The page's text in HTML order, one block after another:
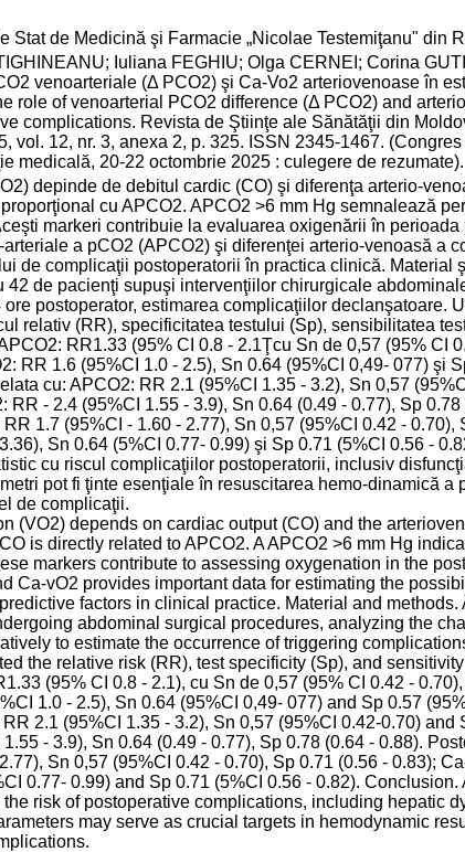
Stat de Medicină şi Farmacie „Nicolae Testemiţanu" din
Iuliana FEGHIU; Olga CERNEI; Corina
venoarteriale (Δ PCO2) şi Ca-Vo2 arteriovenoase în
role of venoarterial PCO2 difference (Δ PCO2) and
complications. Revista de Ştiinţe ale Sănătăţii din
vol. 12, nr. 3, anexa 2, p. 325. ISSN 2345-1467.
medicală, 20-22 octombrie 2025 : culegere de rezumate).
depinde de debitul cardic (CO) şi diferenţa arterio-
cu APCO2. APCO2 >6 mm Hg semnalează
markeri contribuie la evaluarea oxigenării în perioada
a pCO2 (APCO2) şi diferenţei arterio-venoasă a
de complicaţii postoperatorii în practica clinică. Material
42 de pacienţi supuşi intervenţiilor chirurgicale
postoperator, estimarea complicaţiilor declanşatoare.
relativ (RR), specificitatea testului (Sp), sensibilitatea
RR1.33 (95% CI 0.8 - 2.1Ţcu Sn de 0,57 (95% CI
RR 1.6 (95%CI 1.0 - 2.5), Sn 0.64 (95%CI 0,49- 077) şi
cu: APCO2: RR 2.1 (95%CI 1.35 - 3.2), Sn 0,57
RR - 2.4 (95%CI 1.55 - 3.9), Sn 0.64 (0.49 - 0.77), Sp
1.7 (95%CI - 1.60 - 2.77), Sn 0,57 (95%CI 0.42 - 0.70),
Sn 0.64 (5%CI 0.77- 0.99) şi Sp 0.71 (5%CI 0.56 -
cu riscul complicaţiilor postoperatorii, inclusiv
pot fi ţinte esenţiale în resuscitarea hemo-dinamică a
de complicaţii.
(VO2) depends on cardiac output (CO) and the
is directly related to APCO2. A APCO2 >6 mm Hg
markers contribute to assessing oxygenation in the
Ca-vO2 provides important data for estimating the
factors in clinical practice. Material and methods.
abdominal surgical procedures, analyzing the
to estimate the occurrence of triggering
the relative risk (RR), test specificity (Sp), and
(95% CI 0.8 - 2.1), cu Sn de 0,57 (95% CI 0.42 -
1.0 - 2.5), Sn 0.64 (95%CI 0,49- 077) and Sp 0.57
2.1 (95%CI 1.35 - 3.2), Sn 0,57 (95%CI 0.42-0.70) and
- 3.9), Sn 0.64 (0.49 - 0.77), Sp 0.78 (0.64 - 0.88).
Sn 0,57 (95%CI 0.42 - 0.70), Sp 0.71 (0.56 - 0.83);
0.77- 0.99) and Sp 0.71 (5%CI 0.56 - 0.82).
risk of postoperative complications, including hepatic
may serve as crucial targets in hemodynamic